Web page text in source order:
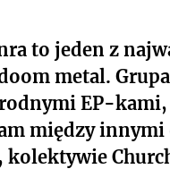
to jeden z
metal.
EP-
między innymi